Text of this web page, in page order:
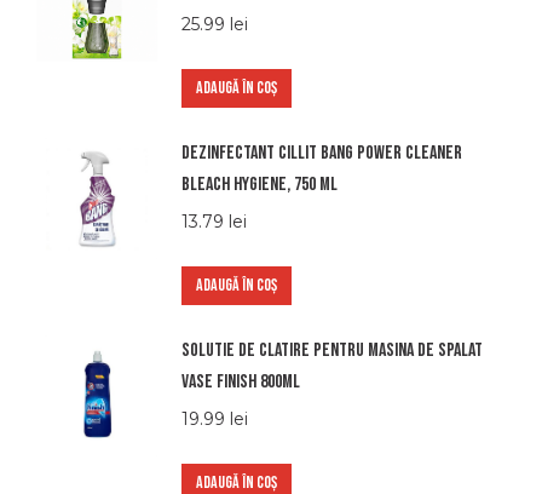
25.99 lei
ADAUGĂ ÎN COȘ
Dezinfectant Cillit Bang Power Cleaner
Bleach Hygiene, 750 ml
13.79 lei
ADAUGĂ ÎN COȘ
Solutie de clatire pentru masina de spalat
vase Finish 800ml
19.99 lei
ADAUGĂ ÎN COȘ